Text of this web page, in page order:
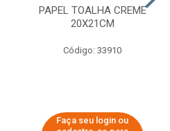
PAPEL TOALHA CREME
20X21CM
Código: 33910
Faça seu login ou